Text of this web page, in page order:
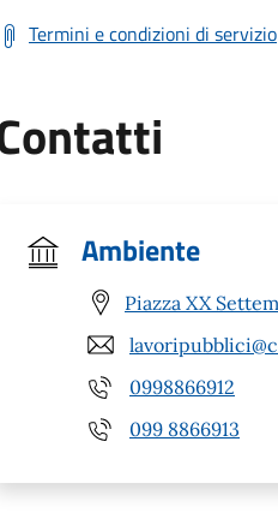
Termini e condizioni di servizio
Ambiente
Piazza XX
0998866912
099 8866913